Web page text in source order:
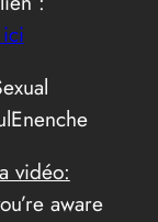
vidéo:
aware